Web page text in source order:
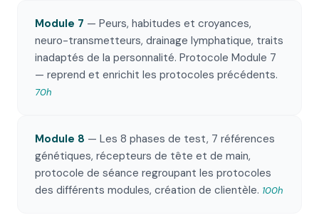
Module 7 — Peurs, habitudes et croyances,
neuro-transmetteurs, drainage lymphatique, traits
inadaptés de la personnalité. Protocole Module 7
— reprend et enrichit les protocoles précédents.
70h
Module 8 — Les 8 phases de test, 7 références
génétiques, récepteurs de tête et de main,
protocole de séance regroupant les protocoles
des différents modules, création de clientèle. 100h